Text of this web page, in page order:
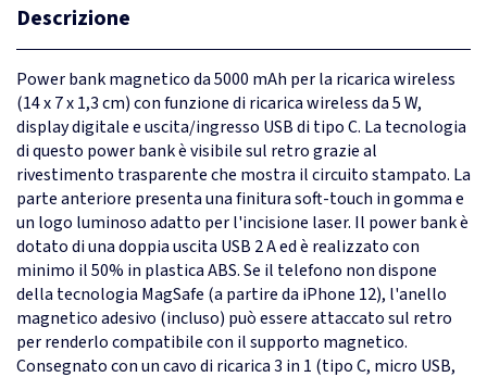
Descrizione
Power bank magnetico da 5000 mAh per la ricarica wireless
(14 x 7 x 1,3 cm) con funzione di ricarica wireless da 5 W,
display digitale e uscita/ingresso USB di tipo C. La tecnologia
di questo power bank è visibile sul retro grazie al
rivestimento trasparente che mostra il circuito stampato. La
parte anteriore presenta una finitura soft-touch in gomma e
un logo luminoso adatto per l'incisione laser. Il power bank è
dotato di una doppia uscita USB 2 A ed è realizzato con
minimo il 50% in plastica ABS. Se il telefono non dispone
della tecnologia MagSafe (a partire da iPhone 12), l'anello
magnetico adesivo (incluso) può essere attaccato sul retro
per renderlo compatibile con il supporto magnetico.
Consegnato con un cavo di ricarica 3 in 1 (tipo C, micro USB,